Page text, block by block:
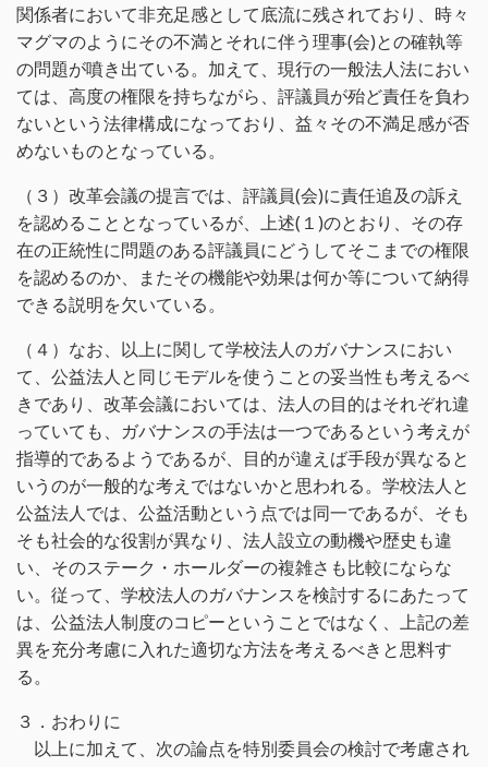
関係者において非充足感として底流に残されており、時々
マグマのようにその不満とそれに伴う理事(会)との確執等
の問題が噴き出ている。加えて、現行の一般法人法におい
ては、高度の権限を持ちながら、評議員が殆ど責任を負わ
ないという法律構成になっており、益々その不満足感が否
めないものとなっている。
（３）改革会議の提言では、評議員(会)に責任追及の訴え
を認めることとなっているが、上述(１)のとおり、その存
在の正統性に問題のある評議員にどうしてそこまでの権限
を認めるのか、またその機能や効果は何か等について納得
できる説明を欠いている。
（４）なお、以上に関して学校法人のガバナンスにおい
て、公益法人と同じモデルを使うことの妥当性も考えるべ
きであり、改革会議においては、法人の目的はそれぞれ違
っていても、ガバナンスの手法は一つであるという考えが
指導的であるようであるが、目的が違えば手段が異なると
いうのが一般的な考えではないかと思われる。学校法人と
公益法人では、公益活動という点では同一であるが、そも
そも社会的な役割が異なり、法人設立の動機や歴史も違
い、そのステーク・ホールダーの複雑さも比較にならな
い。従って、学校法人のガバナンスを検討するにあたって
は、公益法人制度のコピーということではなく、上記の差
異を充分考慮に入れた適切な方法を考えるべきと思料す
る。
３．おわりに
以上に加えて、次の論点を特別委員会の検討で考慮され